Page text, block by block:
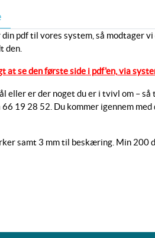
din pdf til vores system, så modtager
den.
at se den første side i pdf'en, via
eller er der noget du er i tvivl om – så
19 28 52. Du kommer igennem med
samt 3 mm til beskæring. Min 200